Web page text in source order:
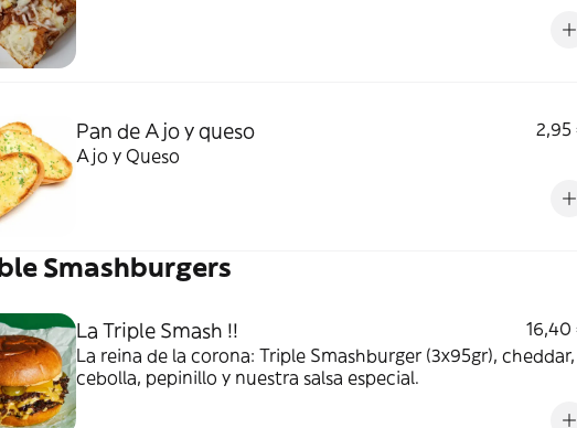
Pan de Ajo y queso
2,95
Ajo y Queso
Smashburgers
La Triple Smash !!
16,40
La reina de la corona: Triple Smashburger (3x95gr), cheddar,
cebolla, pepinillo y nuestra salsa especial.